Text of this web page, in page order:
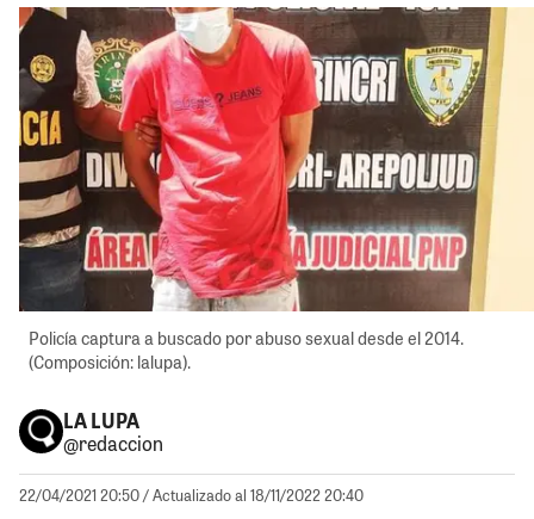
Policía captura a buscado por abuso sexual desde el 2014.
(Composición: lalupa).
LA LUPA
@redaccion
22/04/2021 20:50/ Actualizado al 18/11/2022 20:40